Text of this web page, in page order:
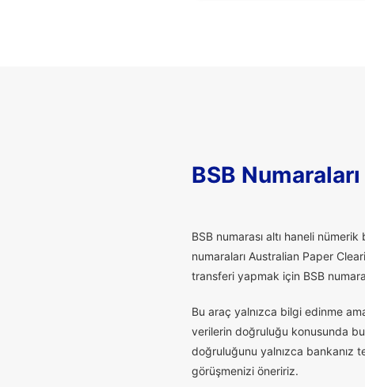
BSB
BSB numarası altı haneli
numaraları Australian Paper
transferi yapmak için BSB
Bu araç yalnızca bilgi edinme
verilerin doğruluğu konusunda
doğruluğunu yalnızca bankanız
görüşmenizi öneririz.